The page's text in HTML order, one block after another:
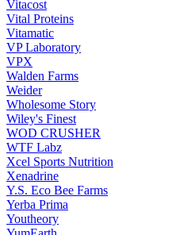
Vitacost
Vital Proteins
Vitamatic
VP Laboratory
VPX
Walden Farms
Weider
Wholesome Story
Wiley's Finest
WOD CRUSHER
WTF Labz
Xcel Sports Nutrition
Xenadrine
Y.S. Eco Bee Farms
Yerba Prima
Youtheory